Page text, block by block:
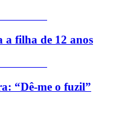
a filha de 12 anos
“Dê-me o fuzil”